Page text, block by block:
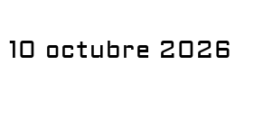
10 octubre 2026